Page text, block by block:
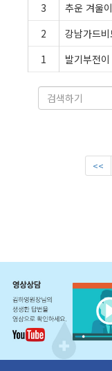
3
추운 겨울
2
강남가드
1
발기부전
<<